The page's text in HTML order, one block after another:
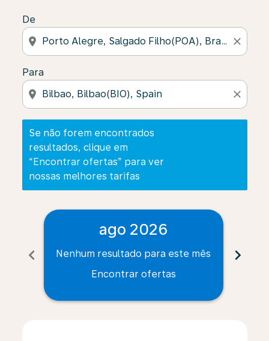
De
location_on close
Para
location_on close
Se não forem encontrados
resultados, clique em
“Encontrar ofertas” para ver
nossas melhores tarifas
chevron_left
ago 2026
Nenhum resultado para este mês
Encontrar ofertas
chevron_right